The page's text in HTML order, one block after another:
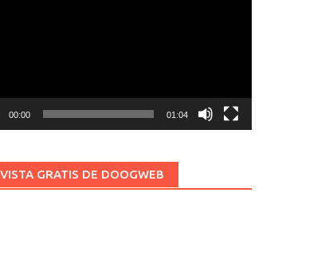
00:00 01:04
GRATIS DE DOOGWEB